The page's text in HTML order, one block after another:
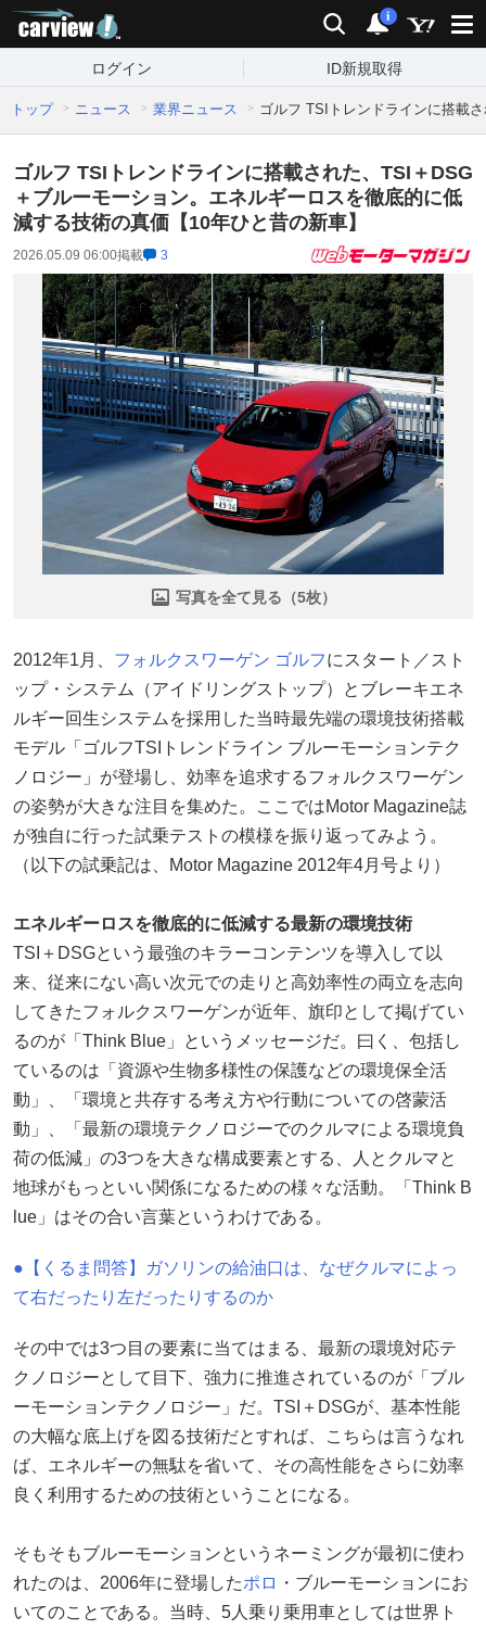
検索 通知
i
ログイン ID新規取得
トップ ニュース 業界ニュース ゴルフ TSIトレンドラインに搭載
ゴルフ TSIトレンドラインに搭載された、TSI＋DSG
＋ブルーモーション。エネルギーロスを徹底的に低
減する技術の真価【10年ひと昔の新車】
2026.05.09 06:00掲載 3
写真を全て見る（5枚）
2012年1月、 フォルクスワーゲン ゴルフにスタート／スト
ップ・システム（アイドリングストップ）とブレーキエネ
ルギー回生システムを採用した当時最先端の環境技術搭載
モデル「ゴルフTSIトレンドライン ブルーモーションテク
ノロジー」が登場し、効率を追求するフォルクスワーゲン
の姿勢が大きな注目を集めた。ここではMotor Magazine誌
が独自に行った試乗テストの模様を振り返ってみよう。
（以下の試乗記は、Motor Magazine 2012年4月号より）
エネルギーロスを徹底的に低減する最新の環境技術
TSI＋DSGという最強のキラーコンテンツを導入して以
来、従来にない高い次元での走りと高効率性の両立を志向
してきたフォルクスワーゲンが近年、旗印として掲げてい
るのが「Think Blue」というメッセージだ。曰く、包括し
ているのは「資源や生物多様性の保護などの環境保全活
動」、「環境と共存する考え方や行動についての啓蒙活
動」、「最新の環境テクノロジーでのクルマによる環境負
荷の低減」の3つを大きな構成要素とする、人とクルマと
地球がもっといい関係になるための様々な活動。「Think B
lue」はその合い言葉というわけである。
●【くるま問答】ガソリンの給油口は、なぜクルマによっ
て右だったり左だったりするのか
その中では3つ目の要素に当てはまる、最新の環境対応テ
クノロジーとして目下、強力に推進されているのが「ブル
ーモーションテクノロジー」だ。TSI＋DSGが、基本性能
の大幅な底上げを図る技術だとすれば、こちらは言うなれ
ば、エネルギーの無駄を省いて、その高性能をさらに効率
良く利用するための技術ということになる。
そもそもブルーモーションというネーミングが最初に使わ
れたのは、2006年に登場したポロ ・ブルーモーションにお
いてのことである。当時、5人乗り乗用車としては世界ト